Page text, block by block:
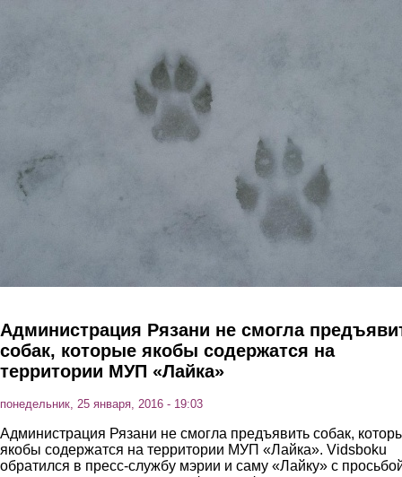
Администрация Рязани не смогла
собак, которые якобы содержатся на
территории МУП «Лайка»
понедельник, 25 января, 2016 - 19:03
Администрация Рязани не смогла предъявить собак,
якобы содержатся на территории МУП «Лайка». Vidsboku
обратился в пресс-службу мэрии и саму «Лайку» с